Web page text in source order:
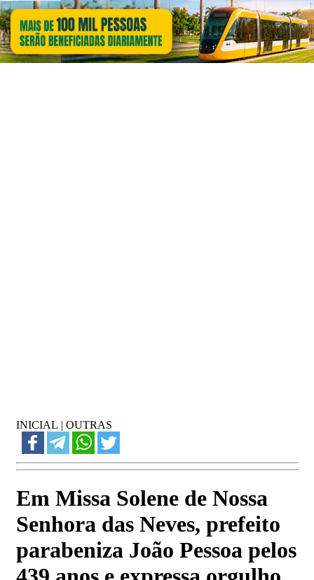
INICIAL | OUTRAS
Em Missa Solene de Nossa
Senhora das Neves, prefeito
parabeniza João Pessoa pelos